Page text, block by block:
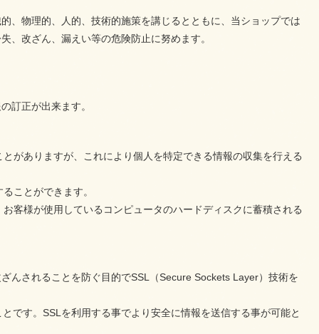
、物理的、人的、技術的施策を講じるとともに、当ショップでは
、改ざん、漏えい等の危険防止に努めます。
訂正が出来ます。
がありますが、これにより個人を特定できる情報の収集を行える
ことができます。
客様が使用しているコンピュータのハードディスクに蓄積される
んされることを防ぐ目的でSSL（Secure Sockets Layer）技術を
です。SSLを利用する事でより安全に情報を送信する事が可能と